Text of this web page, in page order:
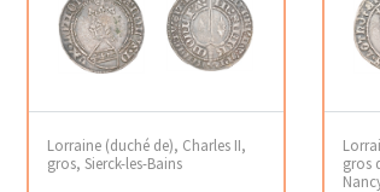
Lorraine (duché de), Charles II,
gros, Sierck-les-Bains
gros